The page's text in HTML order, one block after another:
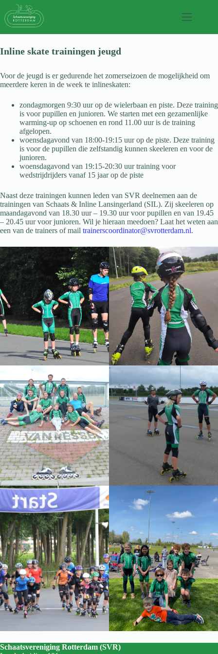
content
Inline skate trainingen jeugd
Voor de jeugd is er gedurende het zomerseizoen de mogelijkheid om
meerdere keren in de week te inlineskaten:
zondagmorgen 9:30 uur op de wielerbaan en piste. Deze training
is voor pupillen en junioren. We starten met een gezamenlijke
warming-up op schoenen en rond 11.00 uur is de training
afgelopen.
woensdagavond van 18:00-19:15 uur op de piste. Deze training
is voor de pupillen die zelfstandig kunnen skeeleren en voor de
junioren.
woensdagavond van 19:15-20:30 uur training voor
wedstrijdrijders vanaf 15 jaar op de piste
Naast deze trainingen kunnen leden van SVR deelnemen aan de
trainingen van Schaats & Inline Lansingerland (SIL). Zij skeeleren op
maandagavond van 18.30 uur – 19.30 uur voor pupillen en van 19.45
– 20.45 uur voor junioren. Wil je hieraan meedoen? Laat het weten aan
een van de trainers of mail trainerscoordinator@svrotterdam.nl.
Schaatsvereniging Rotterdam (SVR)